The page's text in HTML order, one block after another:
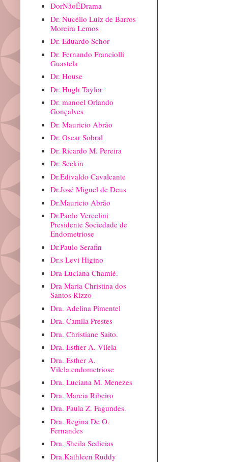
DorNãoÉDrama
Dr. Nucélio Luiz de Barros
Moreira Lemos
Dr. Eduardo Schor
Dr. Fernando Franciolli
Guastela
Dr. House
Dr. Hugh Taylor
Dr. manoel Orlando
Gonçalves
Dr. Mauricio Abrão
Dr. Oscar Sobral
Dr. Ricardo M. Pereira
Dr. Seckin
Dr.Edivaldo Cavalcante
Dr.José Miguel de Deus
Dr.Mauricio Abrão
Dr.Paolo Vercelini
Presidente Sociedade de
Endometriose
Dr.Paulo Serafin
Dr.s Levi Higino
Dra Luciana Chamié.
Dra Maria Christina dos
Santos Rizzo
Dra. Adelina Pimentel
Dra. Camila Prestes
Dra. Christiane Saito.
Dra. Esther A. Vilela
Dra. Esther A.
Vilela.endometriose
Dra. Luciana M. Menezes
Dra. Marcia Ribeiro
Dra. Paula Z. Fagundes.
Dra. Regina De O.
Fernandes
Dra. Sheila Sedicias
Dra.Kathleen Ruddy